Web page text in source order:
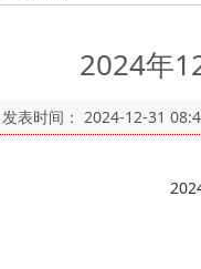
2024年
发表时间： 2024-12-31